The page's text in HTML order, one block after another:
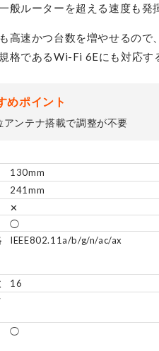
般ルーターを超える速度も発
高速かつ台数を増やせるの
格であるWi-Fi 6Eにも対応す
めポイント
アンテナ搭載で調整が不要
130mm
241mm
✕
◯
IEEE802.11a/b/g/n/ac/ax
16
◯